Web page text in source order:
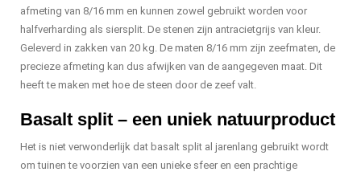
afmeting van 8/16 mm en kunnen zowel gebruikt worden voor
halfverharding als siersplit. De stenen zijn antracietgrijs van kleur.
Geleverd in zakken van 20 kg. De maten 8/16 mm zijn zeefmaten, de
precieze afmeting kan dus afwijken van de aangegeven maat. Dit
heeft te maken met hoe de steen door de zeef valt.
Basalt split – een uniek natuurproduct
Het is niet verwonderlijk dat basalt split al jarenlang gebruikt wordt
om tuinen te voorzien van een unieke sfeer en een prachtige